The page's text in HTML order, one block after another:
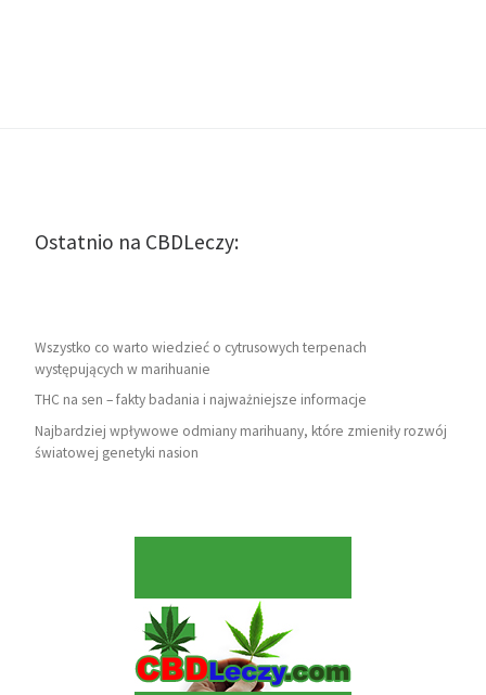
Ostatnio na CBDLeczy:
Wszystko co warto wiedzieć o cytrusowych terpenach
występujących w marihuanie
THC na sen – fakty badania i najważniejsze informacje
Najbardziej wpływowe odmiany marihuany, które zmieniły rozwój
światowej genetyki nasion